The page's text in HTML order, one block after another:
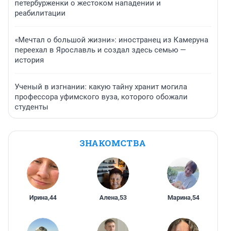
петербурженки о жестоком нападении и
реабилитации
«Мечтал о большой жизни»: иностранец из Камеруна
переехал в Ярославль и создал здесь семью —
история
Ученый в изгнании: какую тайну хранит могила
профессора уфимского вуза, которого обожали
студенты
ЗНАКОМСТВА
Ирина,44 Алена,53 Марина,54